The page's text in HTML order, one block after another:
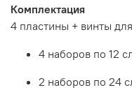
Комплектация
4 пластины + винты
4 наборов по 12
2 наборов по 24